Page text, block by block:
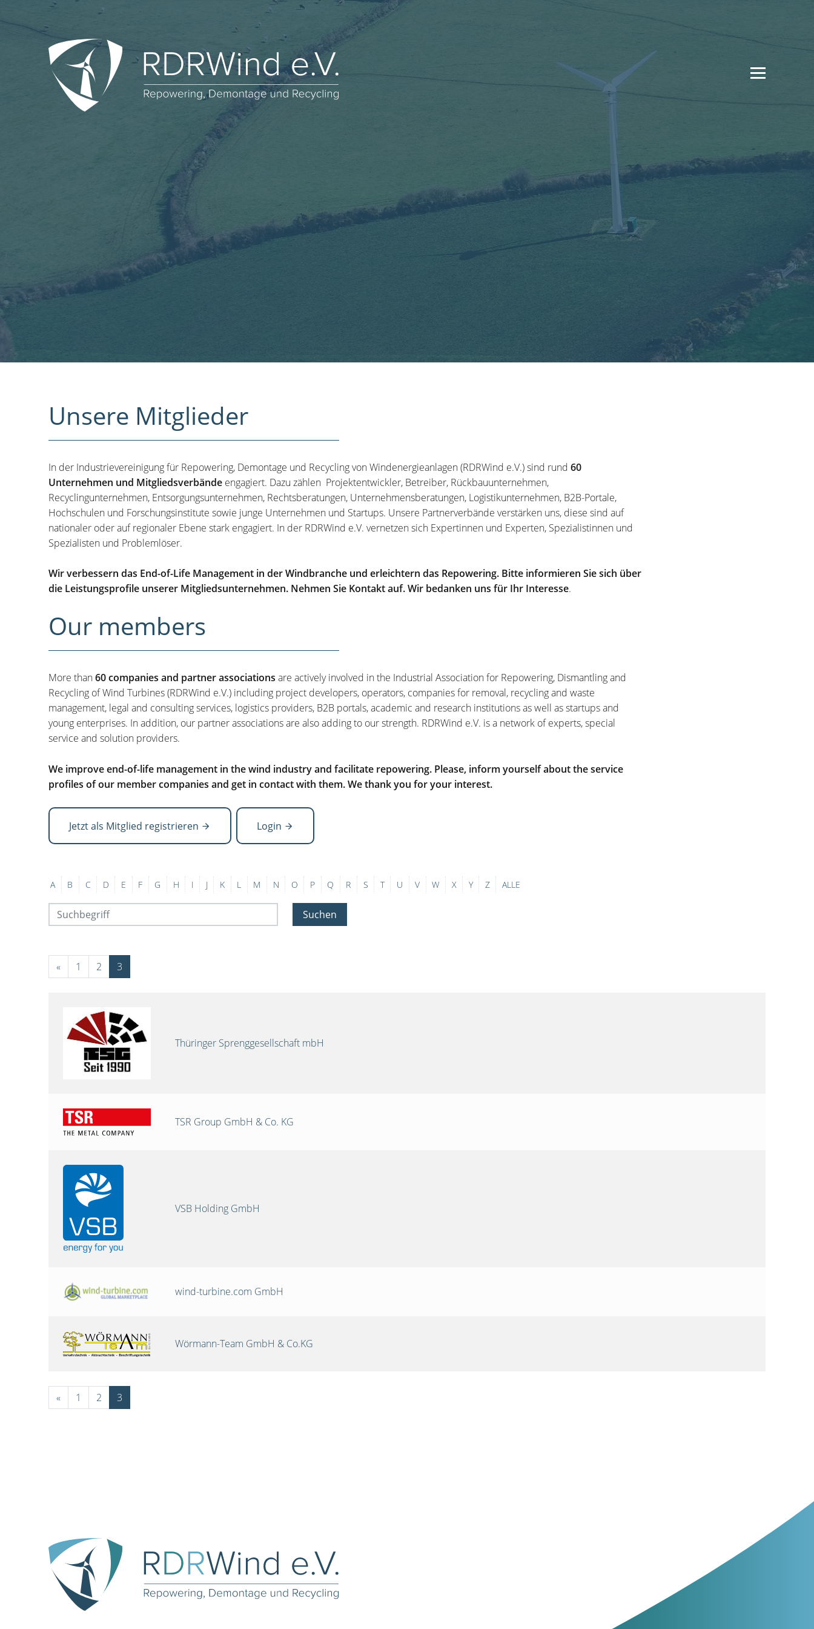
Unsere Mitglieder
In der Industrievereinigung für Repowering, Demontage und Recycling von Windenergieanlagen (RDRWind e.V.) sind rund 60
Unternehmen und Mitgliedsverbände engagiert. Dazu zählen Projektentwickler, Betreiber, Rückbauunternehmen,
Recyclingunternehmen, Entsorgungsunternehmen, Rechtsberatungen, Unternehmensberatungen, Logistikunternehmen, B2B-Portale,
Hochschulen und Forschungsinstitute sowie junge Unternehmen und Startups. Unsere Partnerverbände verstärken uns, diese sind auf
nationaler oder auf regionaler Ebene stark engagiert. In der RDRWind e.V. vernetzen sich Expertinnen und Experten, Spezialistinnen und
Spezialisten und Problemlöser.
Wir verbessern das End-of-Life Management in der Windbranche und erleichtern das Repowering. Bitte informieren Sie sich über
die Leistungsprofile unserer Mitgliedsunternehmen. Nehmen Sie Kontakt auf. Wir bedanken uns für Ihr Interesse.
Our members
More than60 companies and partner associations are actively involved in the Industrial Association for Repowering, Dismantling and
Recycling of Wind Turbines (RDRWind e.V.) including project developers, operators, companies for removal, recycling and waste
management, legal and consulting services, logistics providers, B2B portals, academic and research institutions as well as startups and
young enterprises. In addition, our partner associations are also adding to our strength. RDRWind e.V. is a network of experts, special
service and solution providers.
We improve end-of-life management in the wind industry and facilitate repowering. Please, inform yourself about the service
profiles of our member companies and get in contact with them. We thank you for your interest.
Jetzt als Mitglied registrieren Login
A B C D E F G H I J K L M N O P Q R S T U V W X Y Z ALLE
Suchen
« 1 2 3
Thüringer Sprenggesellschaft mbH
TSR Group GmbH & Co. KG
VSB Holding GmbH
wind-turbine.com GmbH
Wörmann-Team GmbH & Co.KG
« 1 2 3